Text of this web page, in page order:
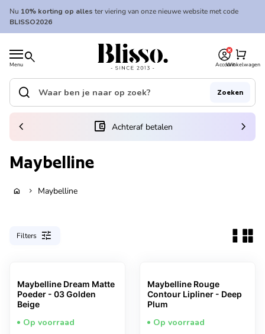
Overslaan naar inhoud
Nu 10% korting op alles ter viering van onze nieuwe website met code
BLISSO2026
Menu search
Home
AccountWinkelwagen
shopping_cart
Home
Zoek op"
search Zoeken
(link opent in nieuw tabblad/venster)
account_balance_wallet Achteraf betalen
chevron_left chevron_right
Maybelline
home chevron_right Maybelline
Filters tune
Maybelline Dream Matte
Poeder - 03 Golden
Beige
Op voorraad
Maybelline Rouge
Contour Lipliner - Deep
Plum
Op voorraad